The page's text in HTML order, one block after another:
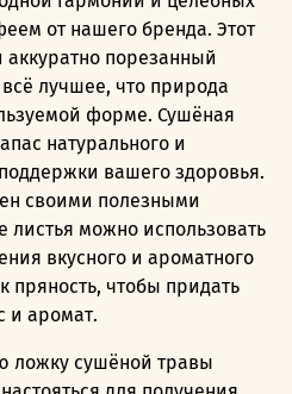
от нашего бренда. Этот
порезанный
лучшее, что природа
форме. Сушёная
натурального и
вашего здоровья.
своими полезными
листья можно использовать
вкусного и ароматного
пряность, чтобы придать
и аромат.
ложку сушёной травы